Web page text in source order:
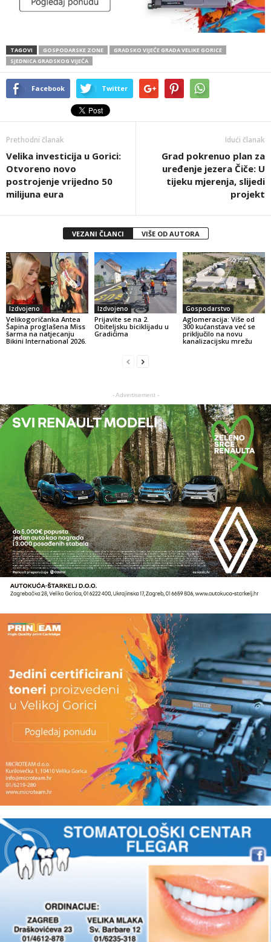
TAGOVI GOSPODARSKE ZONE
GRADSKO VIJEĆE GRADA VELIKE GORICE
SJEDNICA GRADSKOG VIJEĆA
Facebook Twitter
Prethodni članak
Velika investicija u Gorici:
Otvoreno novo
postrojenje vrijedno 50
milijuna eura
Idući članak
Grad pokrenuo plan za
uređenje jezera Čiče: U
tijeku mjerenja, slijedi
projekt
VEZANI ČLANCI VIŠE OD AUTORA
Izdvojeno
Velikogoričanka Antea
Šapina proglašena Miss
šarma na natjecanju
Bikini International 2026.
Izdvojeno
Prijavite se na 2.
Obiteljsku biciklijadu u
Gradićima
Gospodarstvo
Aglomeracija: Više od
300 kućanstava već se
priključilo na novu
kanalizacijsku mrežu
- Advertisement -